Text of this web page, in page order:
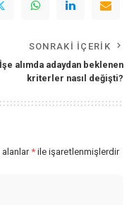
SONRAKI İÇERIK
İşe alımda adaydan beklenen
kriterler nasıl değişti?
alanlar* ile işaretlenmişlerdir